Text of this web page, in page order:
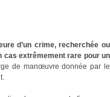
d’un crime, recherchée ou
cas extrêmement rare pour un
de manœuvre donnée par le